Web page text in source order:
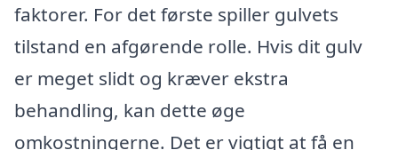
faktorer. For det første spiller gulvets
tilstand en afgørende rolle. Hvis dit gulv
er meget slidt og kræver ekstra
behandling, kan dette øge
omkostningerne. Det er vigtigt at få en